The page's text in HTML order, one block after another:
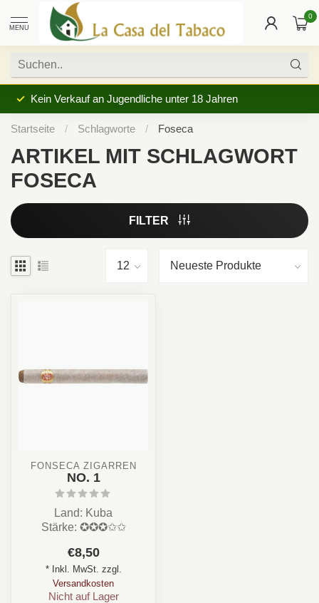
MENU
0
Kein Verkauf an Jugendliche unter 18 Jahren
Startseite / Schlagworte / Foseca
ARTIKEL MIT SCHLAGWORT
FOSECA
FILTER
FONSECA ZIGARREN
NO. 1
Land: Kuba
Stärke: ✪✪✪✩✩
Holz, Leder
Format: Cazadores /...
€8,50
* Inkl. MwSt. zzgl.
Versandkosten
Nicht auf Lager